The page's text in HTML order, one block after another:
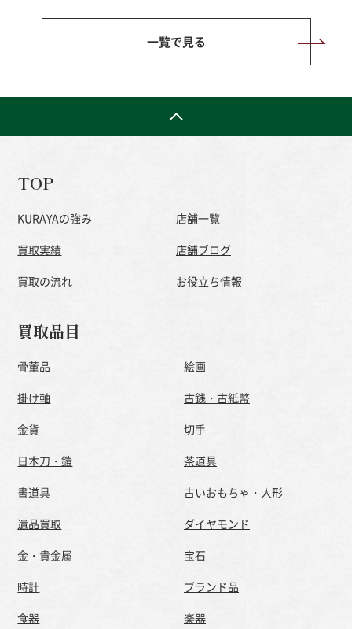
一覧で見る
TOP
KURAYAの強み
買取実績
買取の流れ
店舗一覧
店舗ブログ
お役立ち情報
買取品目
骨董品
絵画
掛け軸
古銭・古紙幣
金貨
切手
日本刀・鎧
茶道具
書道具
古いおもちゃ・人形
遺品買取
ダイヤモンド
金・貴金属
宝石
時計
ブランド品
食器
楽器